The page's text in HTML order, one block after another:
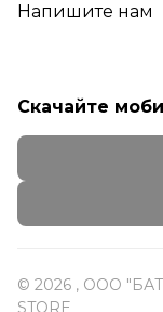
Напишите нам
Скачайте
© 2026 , ООО
STORE